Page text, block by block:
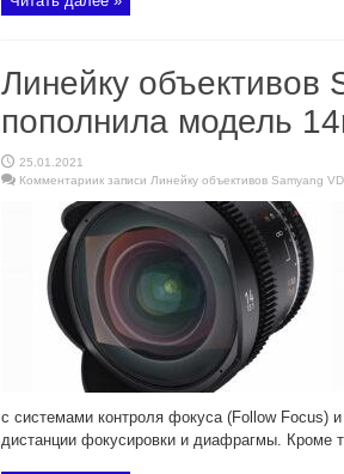
Линейку объективов
пополнила модель
25.01.2021
Комментариик записи Линейку объективов Samyang
с системами контроля фокуса (Follow Focus)
дистанции фокусировки и диафрагмы. Кроме